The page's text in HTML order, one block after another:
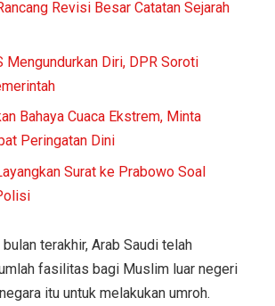
Revisi Besar Catatan Sejarah
Mengundurkan Diri, DPR Soroti
Bahaya Cuaca Ekstrem, Minta
Peringatan Dini
Surat ke Prabowo Soal
terakhir, Arab Saudi telah
fasilitas bagi Muslim luar negeri
itu untuk melakukan umroh.